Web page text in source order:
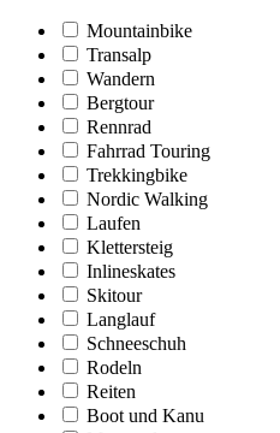
Mountainbike
Transalp
Wandern
Bergtour
Rennrad
Fahrrad Touring
Trekkingbike
Nordic Walking
Laufen
Klettersteig
Inlineskates
Skitour
Langlauf
Schneeschuh
Rodeln
Reiten
Boot und Kanu